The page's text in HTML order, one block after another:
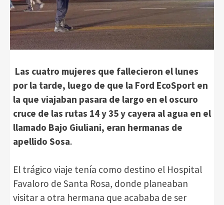
Las cuatro mujeres que fallecieron el lunes
por la tarde, luego de que la Ford EcoSport en
la que viajaban pasara de largo en el oscuro
cruce de las rutas 14 y 35 y cayera al agua en el
llamado Bajo Giuliani, eran hermanas de
apellido Sosa.
El trágico viaje tenía como destino el Hospital
Favaloro de Santa Rosa, donde planeaban
visitar a otra hermana que acababa de ser